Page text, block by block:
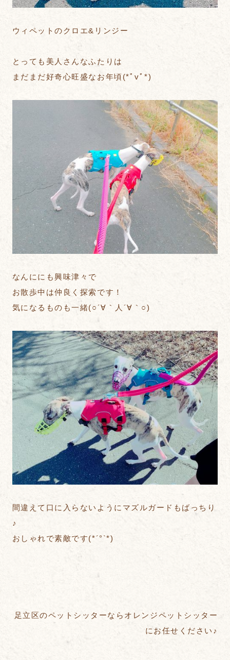
ウィペットのクロエ&リンジー
とっても美人さんなふたりは
まだまだ好奇心旺盛なお年頃(*ﾟvﾟ*)
なんににも興味津々で
お散歩中は仲良く探索です！
気になるものも一緒(○´∀｀人´∀｀○)
間違えて口に入らないようにマズルガードもばっちり
♪
おしゃれで素敵です(*´°`*)
足立区のペットシッターならオレンジペットシッター
にお任せください♪